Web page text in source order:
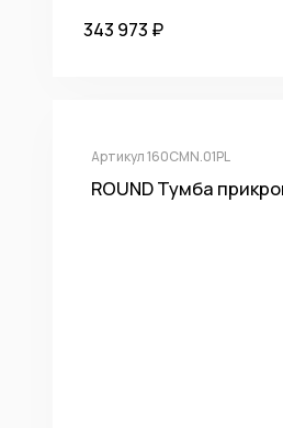
343 973 ₽
Артикул 160CMN.01PL
ROUND Тумба